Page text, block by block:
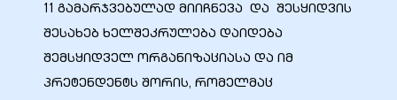
11 გამარჯვებულად მიიჩნევა და შესყიდვის
შესახებ ხელშეკრულება დაიდება
შემსყიდველ ორგანიზაციასა და იმ
პრეტენდენტს შორის, რომელმაც